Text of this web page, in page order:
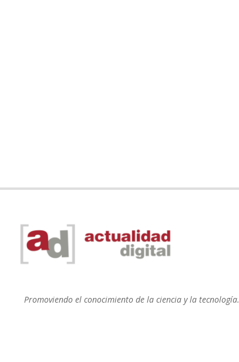
Promoviendo el conocimiento de la ciencia y la tecnología.